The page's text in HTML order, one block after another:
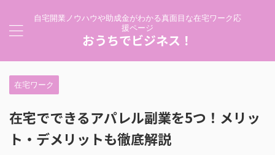
自宅開業ノウハウや助成金がわかる真面目な在宅ワーク応
援ページ
おうちでビジネス！
在宅ワーク
在宅でできるアパレル副業を5つ！メリッ
ト・デメリットも徹底解説